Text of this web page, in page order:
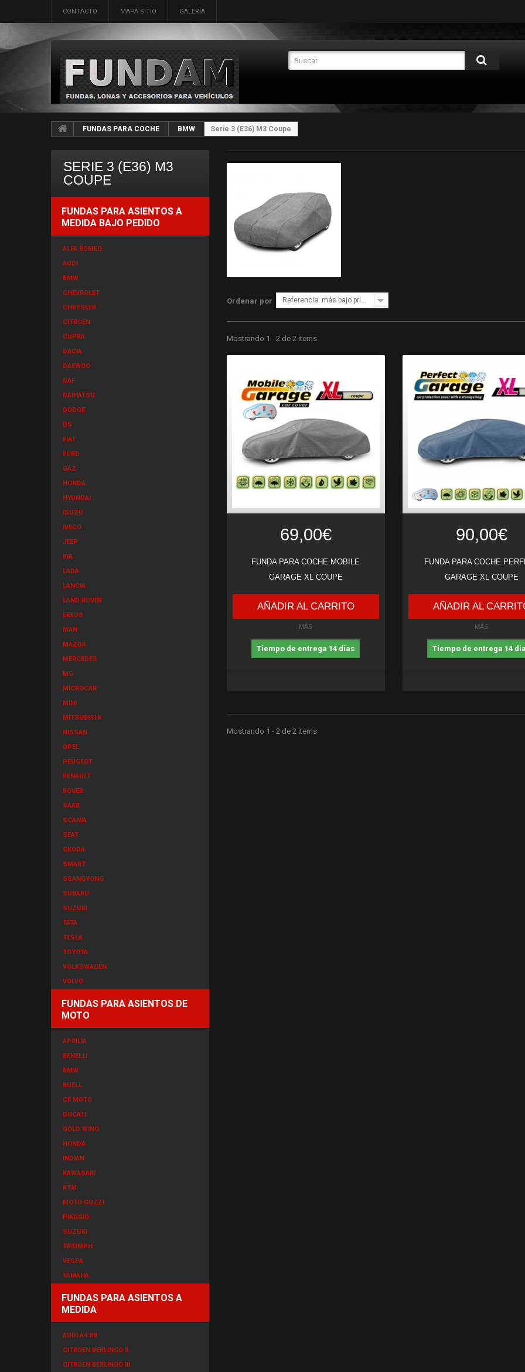
CONTACTO MAPA SITIO GALERÍA
FUNDAS PARA COCHE BMW Serie 3 (E36) M3 Coupe
SERIE 3 (E36) M3
COUPE
FUNDAS PARA ASIENTOS A
MEDIDA BAJO PEDIDO
ALFA ROMEO
AUDI
BMW
CHEVROLET
CHRYSLER
CITROEN
CUPRA
DACIA
DAEWOO
DAF
DAIHATSU
DODGE
DS
FIAT
FORD
GAZ
HONDA
HYUNDAI
ISUZU
IVECO
JEEP
KIA
LADA
LANCIA
LAND ROVER
LEXUS
MAN
MAZDA
MERCEDES
MG
MICROCAR
MINI
MITSUBISHI
NISSAN
OPEL
PEUGEOT
RENAULT
ROVER
SAAB
SCANIA
SEAT
SKODA
SMART
SSANGYONG
SUBARU
SUZUKI
TATA
TESLA
TOYOTA
VOLKSWAGEN
VOLVO
FUNDAS PARA ASIENTOS DE
MOTO
APRILIA
BENELLI
BMW
BUELL
CF MOTO
DUCATI
GOLD WING
HONDA
INDIAN
KAWASAKI
KTM
MOTO GUZZI
PIAGGIO
SUZUKI
TRIUMPH
VESPA
YAMAHA
FUNDAS PARA ASIENTOS A
MEDIDA
AUDI A4 B8
CITROEN BERLINGO II
CITROEN BERLINGO III
Ordenar por Referencia: más bajo primero
Mostrando 1 - 2 de 2 items
69,00€
FUNDA PARA COCHE MOBILE
GARAGE XL COUPE
AÑADIR AL CARRITO
MÁS
Tiempo de entrega 14 dias
90,00€
FUNDA PARA COCHE
GARAGE XL COUPE
AÑADIR AL
MÁS
Tiempo de entrega 14
Mostrando 1 - 2 de 2 items